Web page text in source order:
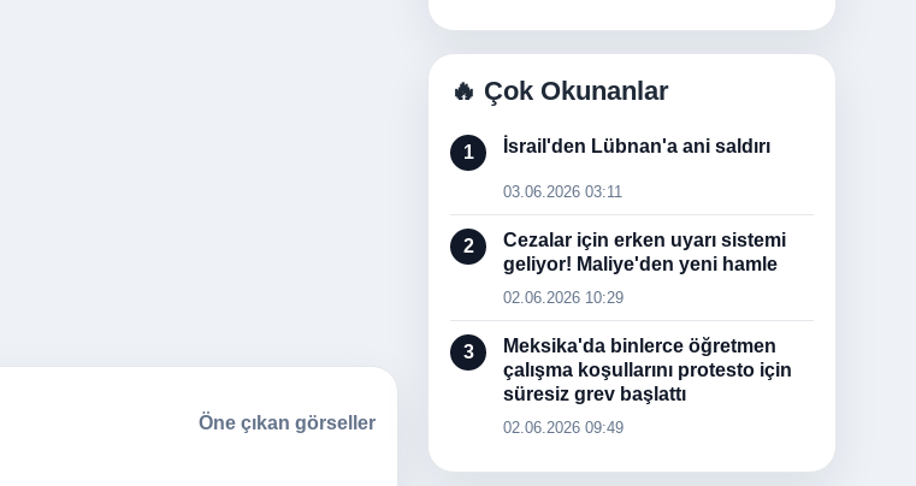
Öne çıkan görseller
🔥 Çok Okunanlar
1 İsrail'den Lübnan'a ani saldırı
03.06.2026 03:11
2
Cezalar için erken uyarı sistemi
geliyor! Maliye'den yeni hamle
02.06.2026 10:29
3
Meksika'da binlerce öğretmen
çalışma koşullarını protesto için
süresiz grev başlattı
02.06.2026 09:49